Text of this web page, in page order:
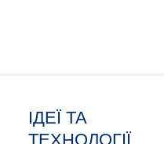
ІДЕЇ ТА
ТЕХНОЛОГІЇ